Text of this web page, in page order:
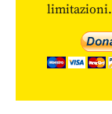
limitazioni.